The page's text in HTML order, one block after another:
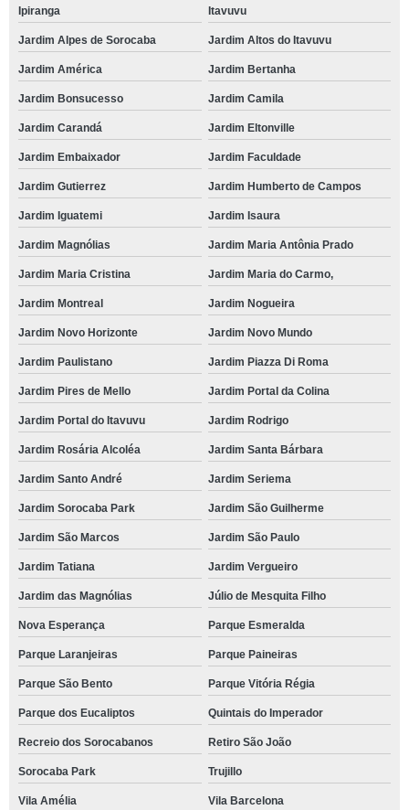
Ipiranga Itavuvu
Jardim Alpes de Sorocaba Jardim Altos do Itavuvu
Jardim América Jardim Bertanha
Jardim Bonsucesso Jardim Camila
Jardim Carandá Jardim Eltonville
Jardim Embaixador Jardim Faculdade
Jardim Gutierrez Jardim Humberto de Campos
Jardim Iguatemi Jardim Isaura
Jardim Magnólias Jardim Maria Antônia Prado
Jardim Maria Cristina Jardim Maria do Carmo,
Jardim Montreal Jardim Nogueira
Jardim Novo Horizonte Jardim Novo Mundo
Jardim Paulistano Jardim Piazza Di Roma
Jardim Pires de Mello Jardim Portal da Colina
Jardim Portal do Itavuvu Jardim Rodrigo
Jardim Rosária Alcoléa Jardim Santa Bárbara
Jardim Santo André Jardim Seriema
Jardim Sorocaba Park Jardim São Guilherme
Jardim São Marcos Jardim São Paulo
Jardim Tatiana Jardim Vergueiro
Jardim das Magnólias Júlio de Mesquita Filho
Nova Esperança Parque Esmeralda
Parque Laranjeiras Parque Paineiras
Parque São Bento Parque Vitória Régia
Parque dos Eucaliptos Quintais do Imperador
Recreio dos Sorocabanos Retiro São João
Sorocaba Park Trujillo
Vila Amélia Vila Barcelona